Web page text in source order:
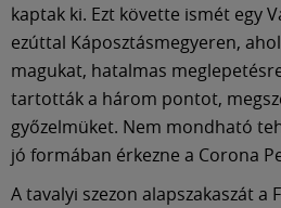
kaptak ki. Ezt követte ismét egy
ezúttal Káposztásmegyeren,
magukat, hatalmas
tartották a három pontot,
győzelmüket. Nem mondható
jó formában érkezne a Corona
A tavalyi szezon alapszakaszát a